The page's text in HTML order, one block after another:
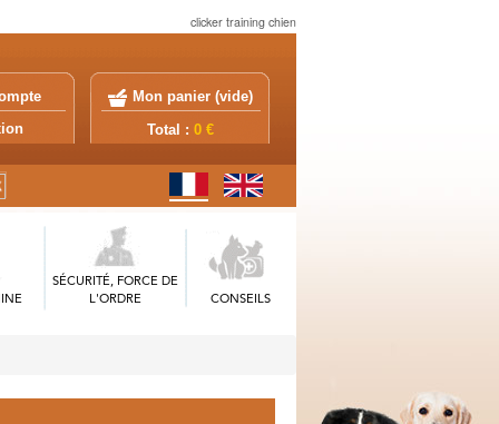
clicker training chien
Mon panier (vide)
Total : 0 €
SÉCURITÉ, FORCE DE
L'ORDRE
CONSEILS